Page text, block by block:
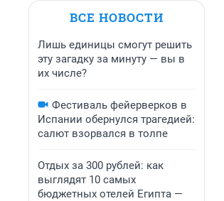
ВСЕ НОВОСТИ
Лишь единицы смогут решить
эту загадку за минуту — вы в
их числе?
Фестиваль фейерверков в
Испании обернулся трагедией:
салют взорвался в толпе
Отдых за 300 рублей: как
выглядят 10 самых
бюджетных отелей Египта —